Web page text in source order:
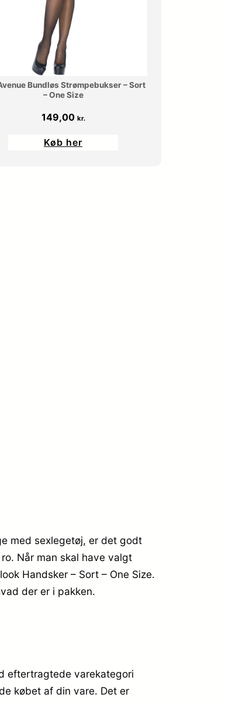
Bundløs Strømpebukser – Sort
– One Size
149,00 kr.
Køb her
med sexlegetøj, er det godt
Når man skal have valgt
Handsker – Sort – One Size.
der er i pakken.
eftertragtede varekategori
købet af din vare. Det er